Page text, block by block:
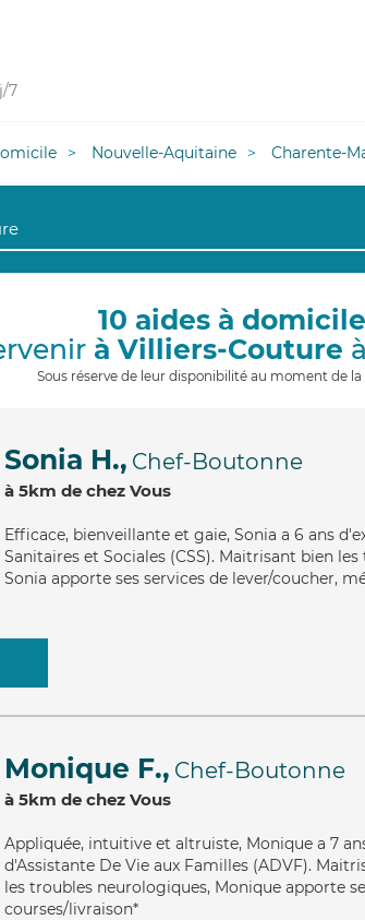
7
Nouvelle-Aquitaine Charente-
10 aides à domicile
à Villiers-Couture
Sous réserve de leur disponibilité au moment de
Sonia H., Chef-Boutonne
à 5km de chez Vous
Efficace, bienveillante et gaie, Sonia a 6 ans
Sanitaires et Sociales (CSS). Maitrisant bien
Sonia apporte ses services de lever/coucher,
Monique F., Chef-Boutonne
à 5km de chez Vous
Appliquée, intuitive et altruiste, Monique a 7
d'Assistante De Vie aux Familles (ADVF).
les troubles neurologiques, Monique apporte
courses/livraison*